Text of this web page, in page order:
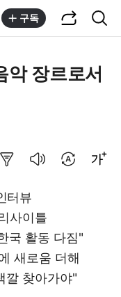
구독
악 장르로서
터뷰
사이틀
국 활동 다짐"
새로움 더해
깔 찾아가야"